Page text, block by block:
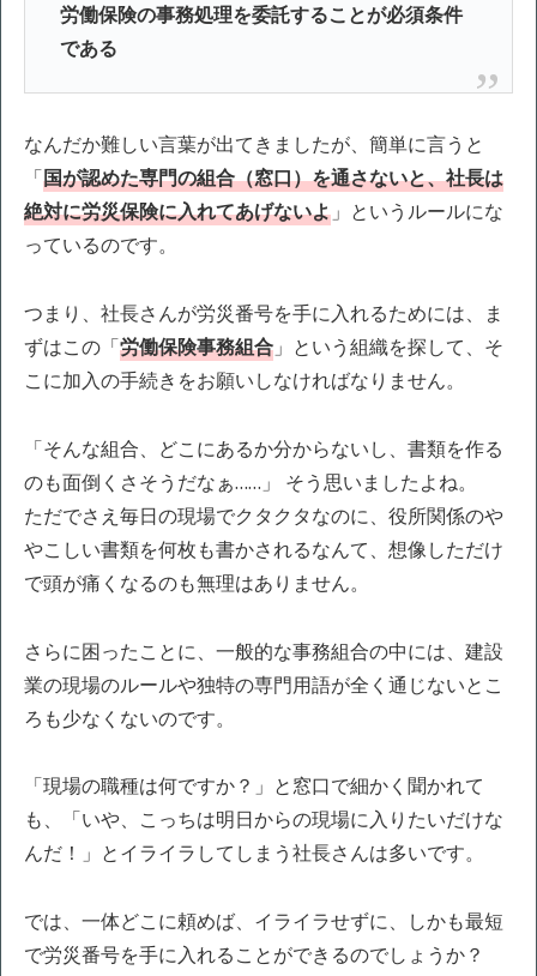
労働保険の事務処理を委託することが必須条件
である
なんだか難しい言葉が出てきましたが、簡単に言うと
「国が認めた専門の組合（窓口）を通さないと、社長は
絶対に労災保険に入れてあげないよ 」というルールにな
っているのです。
つまり、社長さんが労災番号を手に入れるためには、ま
ずはこの「労働保険事務組合 」という組織を探して、そ
こに加入の手続きをお願いしなければなりません。
「そんな組合、どこにあるか分からないし、書類を作る
のも面倒くさそうだなぁ……」 そう思いましたよね。
ただでさえ毎日の現場でクタクタなのに、役所関係のや
やこしい書類を何枚も書かされるなんて、想像しただけ
で頭が痛くなるのも無理はありません。
さらに困ったことに、一般的な事務組合の中には、建設
業の現場のルールや独特の専門用語が全く通じないとこ
ろも少なくないのです。
「現場の職種は何ですか？」と窓口で細かく聞かれて
も、「いや、こっちは明日からの現場に入りたいだけな
んだ！」とイライラしてしまう社長さんは多いです。
では、一体どこに頼めば、イライラせずに、しかも最短
で労災番号を手に入れることができるのでしょうか？